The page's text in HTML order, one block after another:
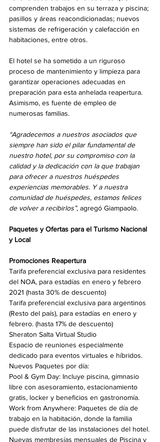
comprenden trabajos en su terraza y piscina;
pasillos y áreas reacondicionadas; nuevos
sistemas de refrigeración y calefacción en
habitaciones, entre otros.
El hotel se ha sometido a un riguroso
proceso de mantenimiento y limpieza para
garantizar operaciones adecuadas en
preparación para esta anhelada reapertura.
Asimismo, es fuente de empleo de
numerosas familias.
“Agradecemos a nuestros asociados que
siempre han sido el pilar fundamental de
nuestro hotel, por su compromiso con la
calidad y la dedicación con la que trabajan
para ofrecer a nuestros huéspedes
experiencias memorables. Y a nuestra
comunidad de huéspedes, estamos felices
de volver a recibirlos”, agregó Giampaolo.
Paquetes y Ofertas para el Turismo Nacional
y Local
Promociones Reapertura
Tarifa preferencial exclusiva para residentes
del NOA, para estadías en enero y febrero
2021 (hasta 30% de descuento)
Tarifa preferencial exclusiva para argentinos
(Resto del país), para estadías en enero y
febrero. (hasta 17% de descuento)
Sheraton Salta Virtual Studio
Espacio de reuniones especialmente
dedicado para eventos virtuales e híbridos.
Nuevos Paquetes por día:
Pool & Gym Day: Incluye piscina, gimnasio
libre con asesoramiento, estacionamiento
gratis, locker y beneficios en gastronomía.
Work from Anywhere: Paquetes de día de
trabajo en la habitación, donde la familia
puede disfrutar de las instalaciones del hotel.
Nuevas membresías mensuales de Piscina y